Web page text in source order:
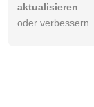
aktualisieren
oder verbessern